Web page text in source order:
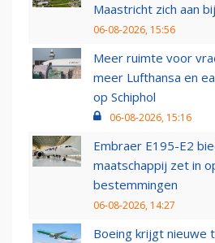
Maastricht zich aan
06-08-2026, 15:56
Meer ruimte voor
meer Lufthansa en
op Schiphol
06-08-2026, 15:16
Embraer E195-E2
maatschappij zet in
bestemmingen
06-08-2026, 14:27
Boeing krijgt nieuwe